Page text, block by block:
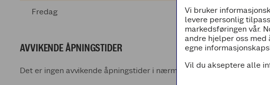
Fredag
AVVIKENDE ÅPNINGSTIDER
Det er ingen avvikende åpningstider i nærmeste fremtid
Vi bruker
levere personlig
markedsføringen vår.
andre hjelper oss
egne
Vil du akseptere alle